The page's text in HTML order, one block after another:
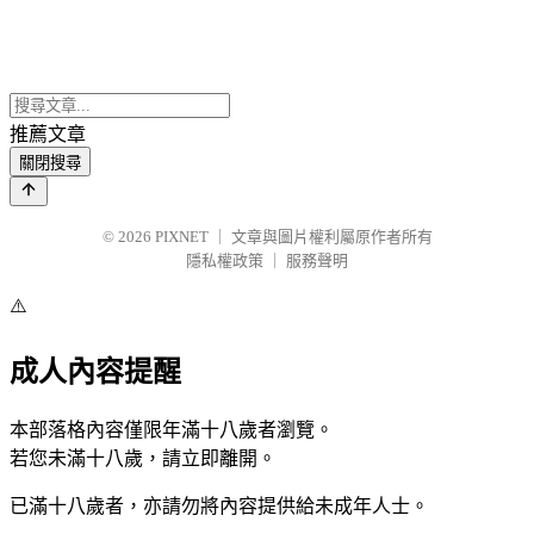
推薦文章
關閉搜尋
© 2026 PIXNET
文章與圖片權利屬原作者所有
隱私權政策
服務聲明
⚠️
成人內容提醒
本部落格內容僅限年滿十八歲者瀏覽。
若您未滿十八歲，請立即離開。
已滿十八歲者，亦請勿將內容提供給未成年人士。